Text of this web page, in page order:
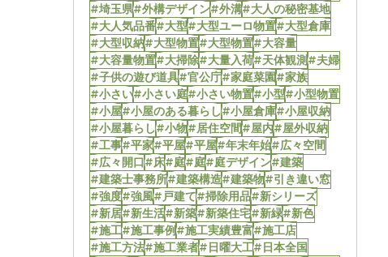
#埼玉県#外構デザイン#外溝#大人の秘密基地
#大人気品番#大型#大型ユーロ物置#大型倉庫
#大型収納#大型物置#大型物置#大容量
#大容量物置#大掃除#大量入荷#天体観測#夫婦
#子供の遊び道具#官公庁#家庭菜園#家族
#小さい#小さい庭#小さい物置#小型#小型物置
#小屋#小屋のある暮らし#小屋倉庫#小屋収納
#小屋暮らし#小物#居住空間#屋内#屋外収納
#工事#平家#平屋#平屋#年末年始#広々空間
#広々開口#床#庭#庭#庭デザイン#建築
#建築士事務所#建築構造#建築物#引き違い窓
#強度#強風#戸建て#掃除用品#新シリーズ
#新居#新生活#新築#新築住宅#新緑#新色
#施工#施工事例#施工実績豊富#施工店
#施工方法#施工業者#日曜大工#日本全国